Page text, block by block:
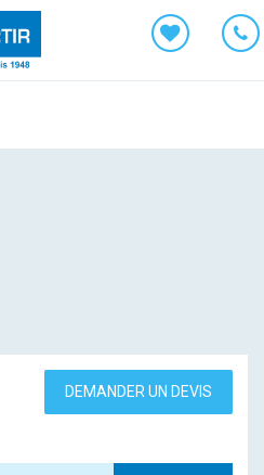
DEMANDER UN DEVIS